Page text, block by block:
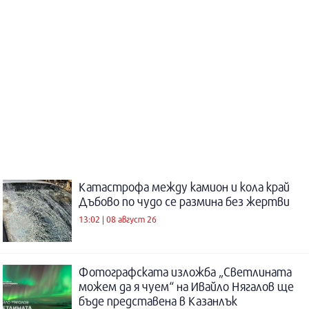
Катастрофа между камион и кола край
Дъбово по чудо се размина без жертви
13:02 | 08 август 26
Фотографската изложба „Светлината
можем да я чуем“ на Ивайло Нягалов ще
бъде представена в Казанлък